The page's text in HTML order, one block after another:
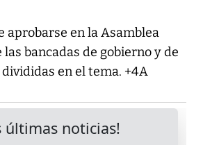
aprobarse en la Asamblea
bancadas de gobierno y de
en el tema. +4A